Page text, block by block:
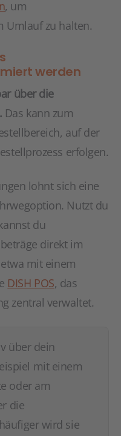
, um
Umlauf zu halten.
werden
über die
Das kann zum
auf der
erfolgen.
lohnt sich eine
Nutzt du
du
direkt im
mit einem
DISH POS, das
zentral verwaltet.
über dein
mit einem
oder am
die
wird sie